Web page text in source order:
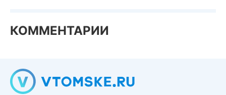
КОММЕНТАРИИ